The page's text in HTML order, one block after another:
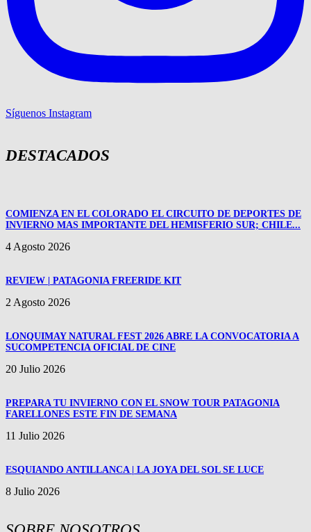
Síguenos Instagram
DESTACADOS
COMIENZA EN EL COLORADO EL CIRCUITO DE DEPORTES DE
INVIERNO MAS IMPORTANTE DEL HEMISFERIO SUR; CHILE...
4 Agosto 2026
REVIEW | PATAGONIA FREERIDE KIT
2 Agosto 2026
LONQUIMAY NATURAL FEST 2026 ABRE LA CONVOCATORIA A
SUCOMPETENCIA OFICIAL DE CINE
20 Julio 2026
PREPARA TU INVIERNO CON EL SNOW TOUR PATAGONIA
FARELLONES ESTE FIN DE SEMANA
11 Julio 2026
ESQUIANDO ANTILLANCA | LA JOYA DEL SOL SE LUCE
8 Julio 2026